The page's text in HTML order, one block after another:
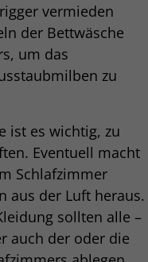
vermieden
der Bettwäsche
um das
zu
ist es wichtig, zu
Eventuell macht
Schlafzimmer
aus der Luft heraus.
sollten alle –
auch der oder die